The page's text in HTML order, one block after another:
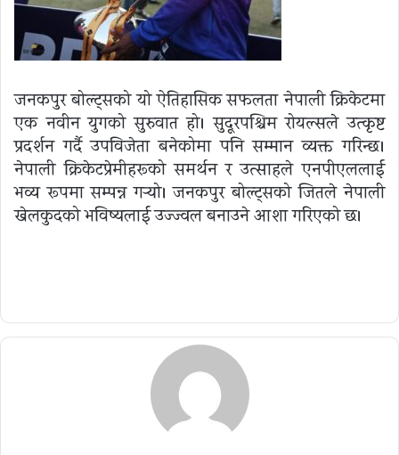
जनकपुर बोल्ट्सको यो ऐतिहासिक सफलता नेपाली क्रिकेटमा
एक नवीन युगको सुरुवात हो। सुदूरपश्चिम रोयल्सले उत्कृष्ट
प्रदर्शन गर्दै उपविजेता बनेकोमा पनि सम्मान व्यक्त गरिन्छ।
नेपाली क्रिकेटप्रेमीहरूको समर्थन र उत्साहले एनपीएललाई
भव्य रूपमा सम्पन्न गर्‍यो। जनकपुर बोल्ट्सको जितले नेपाली
खेलकुदको भविष्यलाई उज्ज्वल बनाउने आशा गरिएको छ।